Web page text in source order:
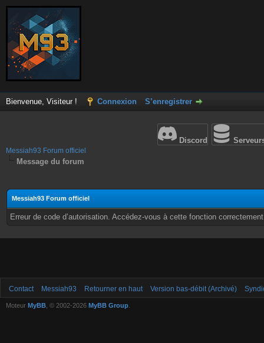
Bienvenue, Visiteur ! Connexion S’enregistrer
Discord
Messiah93 Forum officiel
Message du forum
Messiah93 Forum officiel
Erreur de code d’autorisation. Accédez-vous à cette fonction
Contact Messiah93 Retourner en haut Version bas-débit (Archivé)
Moteur MyBB , © 2002-2026 MyBB Group